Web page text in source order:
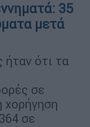
35
μετά
ήταν ότι τα
σε
χορήγηση
σε